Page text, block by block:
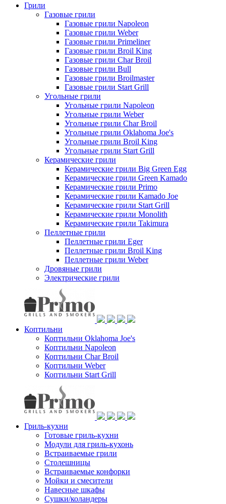
Грили
Газовые грили
Газовые грили Napoleon
Газовые грили Weber
Газовые грили Primeliner
Газовые грили Broil King
Газовые грили Char Broil
Газовые грили Bull
Газовые грили Broilmaster
Газовые грили Start Grill
Угольные грили
Угольные грили Napoleon
Угольные грили Weber
Угольные грили Char Broil
Угольные грили Oklahoma Joe's
Угольные грили Broil King
Угольные грили Start Grill
Керамические грили
Керамические грили Big Green Egg
Керамические грили Green Kamado
Керамические грили Primo
Керамические грили Kamado Joe
Керамические грили Start Grill
Керамические грили Monolith
Керамические грили Takimura
Пеллетные грили
Пеллетные грили Eger
Пеллетные грили Broil King
Пеллетные грили Weber
Дровяные грили
Электрические грили
Коптильни
Коптильни Oklahoma Joe's
Коптильни Napoleon
Коптильни Char Broil
Коптильни Weber
Коптильни Start Grill
Гриль-кухни
Готовые гриль-кухни
Модули для гриль-кухонь
Встраиваемые грили
Столешницы
Встраиваемые конфорки
Мойки и смесители
Навесные шкафы
Сушки/коландеры